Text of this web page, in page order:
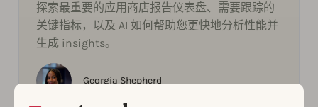
探索最重要的应用商店报告仪表盘、需要跟踪的
关键指标，以及 AI 如何帮助您更快地分析性能并
生成 insights。
Georgia Shepherd